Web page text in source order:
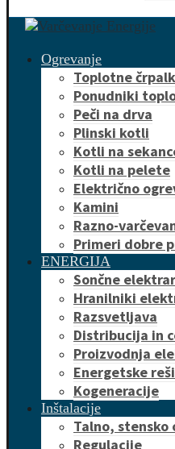
Ogrevanje
Toplotne
Ponudniki
Peči na drva
Plinski kotli
Kotli na
Kotli na pelete
Električno
Kamini
Razno-
Primeri dobre
ENERGIJA
Sončne
Hranilniki
Razsvetljava
Distribucija in
Proizvodnja
Energetske
Kogeneracije
Inštalacije
Talno, stensko
Regulacije